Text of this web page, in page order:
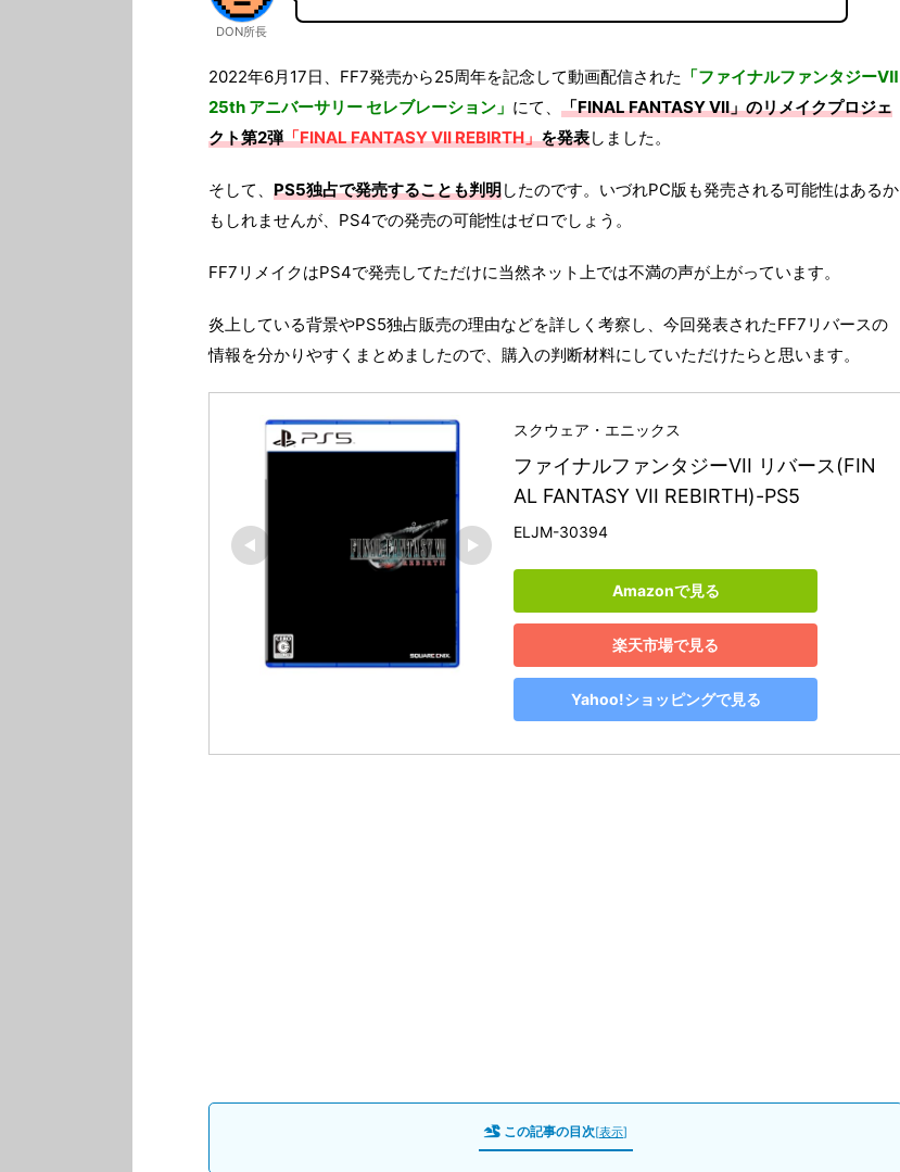
DON所長
2022年6月17日、FF7発売から25周年を記念して動画配信された 「ファイナルファンタジーⅦ
25th アニバーサリー セレブレーション」 にて、 「FINAL FANTASY VII」のリメイクプロジェ
クト第2弾「FINAL FANTASY VII REBIRTH」を発表しました。
そして、 PS5独占で発売することも判明したのです。いづれPC版も発売される可能性はあるか
もしれませんが、PS4での発売の可能性はゼロでしょう。
FF7リメイクはPS4で発売してただけに当然ネット上では不満の声が上がっています。
炎上している背景やPS5独占販売の理由などを詳しく考察し、今回発表されたFF7リバースの
情報を分かりやすくまとめましたので、購入の判断材料にしていただけたらと思います。
スクウェア・エニックス
ファイナルファンタジーVII リバース(FIN
AL FANTASY VII REBIRTH)-PS5
ELJM-30394
Amazonで見る
楽天市場で見る
Yahoo!ショッピングで見る
この記事の目次[表示]